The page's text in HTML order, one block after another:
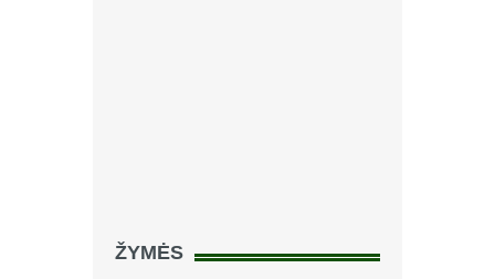
ŽYMĖS